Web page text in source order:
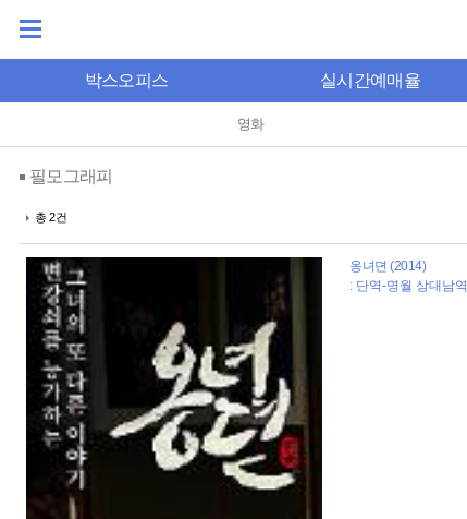
박스오피스 실시간예매율
영화
필모그래피
총 2건
옹녀뎐 (2014)
: 단역-명월 상대남역